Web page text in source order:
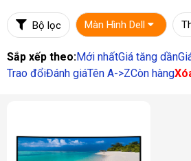
Bộ lọc Màn Hình Dell
Sắp xếp theo:Mới nhấtGiá tăng dần
Trao đổiĐánh giáTên A->ZCòn hàng